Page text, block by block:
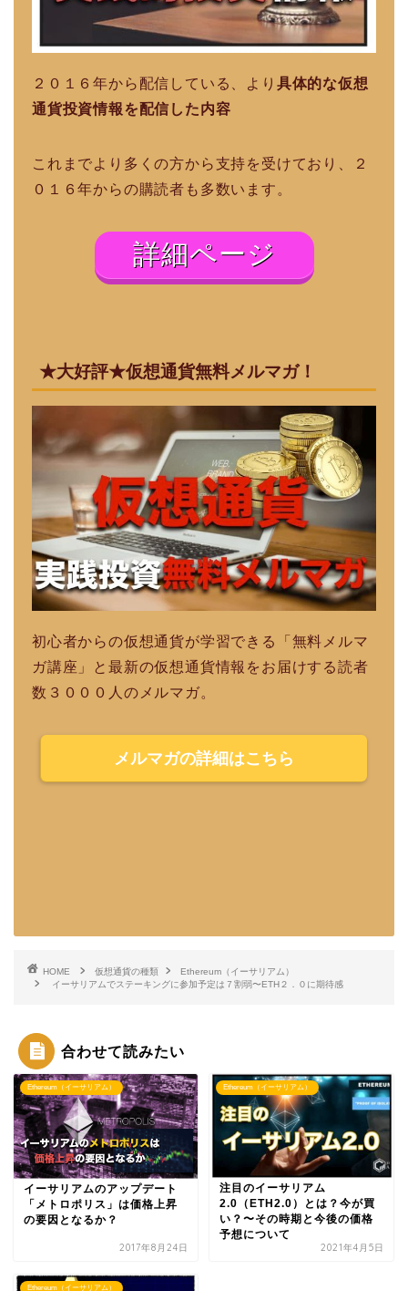
２０１６年から配信している、より 具体的な仮想
通貨投資情報を配信した内容
これまでより多くの方から支持を受けており、２
０１６年からの購読者も多数います。
詳細ページ
★大好評★仮想通貨無料メルマガ！
初心者からの仮想通貨が学習できる「無料メルマ
ガ講座」と最新の仮想通貨情報をお届けする読者
数３０００人のメルマガ。
メルマガの詳細はこちら
HOME 仮想通貨の種類
Ethereum（イーサリアム）
イーサリアムでステーキングに参加予定は７割弱〜ETH２．０に期待感
合わせて読みたい
Ethereum（イーサリアム）
イーサリアムのアップデート
「メトロポリス」は価格上昇
の要因となるか？
2017年8月24日
Ethereum（イーサリアム）
注目のイーサリアム
2.0（ETH2.0）とは？今が買
い？〜その時期と今後の価格
予想について
2021年4月5日
Ethereum（イーサリアム）